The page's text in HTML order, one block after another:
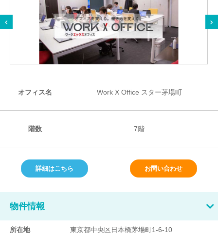
オフィス名 Work X Office スター茅場町
階数 7階
詳細はこちら お問い合わせ
物件情報
所在地 東京都中央区日本橋茅場町1-6-10